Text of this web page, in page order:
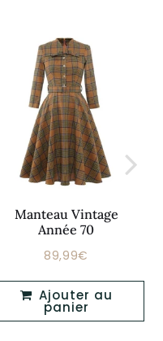
Manteau Vintage
Année 70
Prix
89,99€
panier